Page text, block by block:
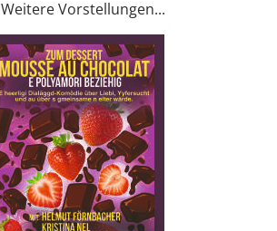
Weitere Vorstellungen...